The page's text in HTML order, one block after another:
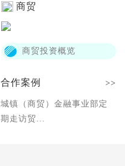
商贸
商贸投资概览
合作案例 >>
城镇（商贸）金融事业部定
期走访贸...